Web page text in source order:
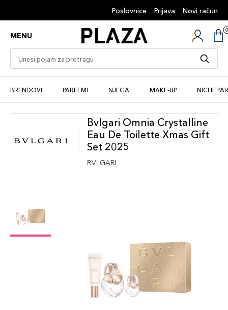
Poslovnice Prijava Novi račun
MENU
BRENDOVI PARFEMI NJEGA MAKE-UP NICHE
Bvlgari Omnia Crystalline
Eau De Toilette Xmas Gift
Set 2025
BVLGARI